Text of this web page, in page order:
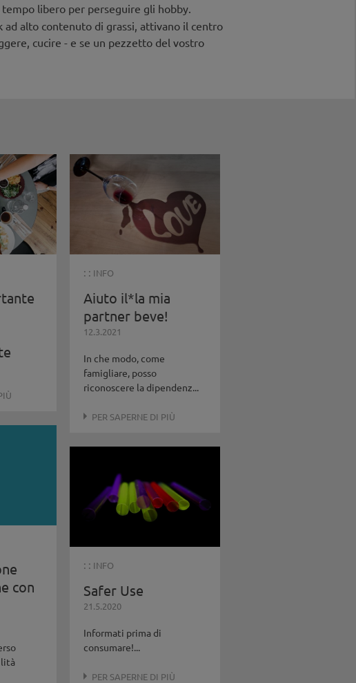
tempo libero per perseguire gli hobby.
alto contenuto di grassi, attivano il centro
cucire - e se un pezzetto del vostro
: : INFO
Aiuto il*la mia
partner beve!
12.3.2021
In che modo, come
famigliare, posso
riconoscere la dipendenz...
PER SAPERNE DI PIÙ
con
: : INFO
Safer Use
21.5.2020
Informati prima di
consumare!...
PER SAPERNE DI PIÙ